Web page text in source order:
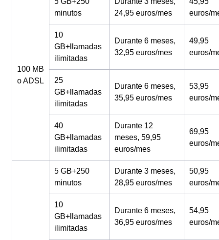
100 MB
o ADSL
minutos
24,95 euros/mes
euros/
10
GB+llamadas
ilimitadas
Durante 6 meses,
32,95 euros/mes
49,95
euros/
25
GB+llamadas
ilimitadas
Durante 6 meses,
35,95 euros/mes
53,95
euros/
40
GB+llamadas
ilimitadas
Durante 12
meses, 59,95
euros/mes
69,95
euros/
5 GB+250
minutos
Durante 3 meses,
28,95 euros/mes
50,95
euros/
10
GB+llamadas
ilimitadas
Durante 6 meses,
36,95 euros/mes
54,95
euros/